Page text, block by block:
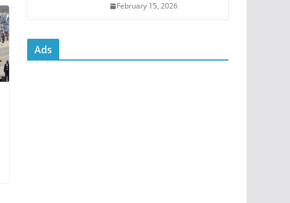
February 15, 2026
Ads